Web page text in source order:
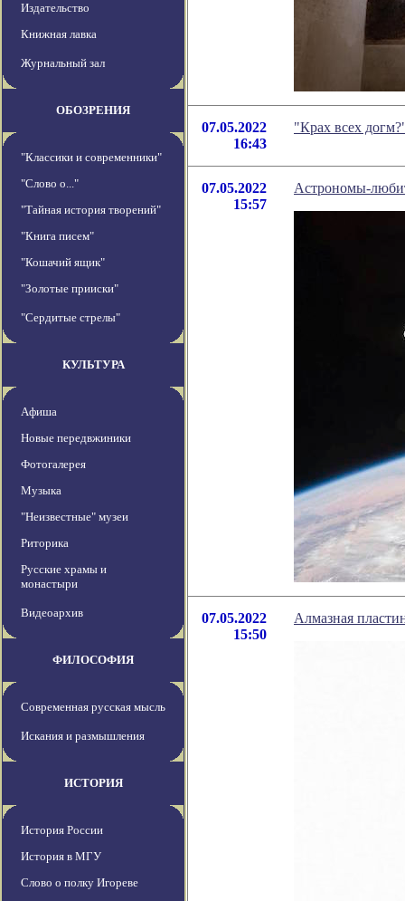
Издательство
Книжная лавка
Журнальный зал
ОБОЗРЕНИЯ
"Классики и современники"
"Слово о..."
"Тайная история творений"
"Книга писем"
"Кошачий ящик"
"Золотые прииски"
"Сердитые стрелы"
КУЛЬТУРА
Афиша
Новые передвжиники
Фотогалерея
Музыка
"Неизвестные" музеи
Риторика
Русские храмы и
монастыри
Видеоархив
ФИЛОСОФИЯ
Современная русская мысль
Искания и размышления
ИСТОРИЯ
История России
История в МГУ
Слово о полку Игореве
07.05.2022
16:43
"Крах всех
07.05.2022
15:57
Астрономы-
07.05.2022
15:50
Алмазная